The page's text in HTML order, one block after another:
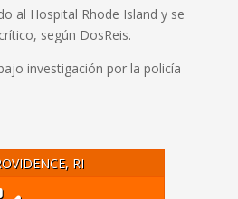
al Hospital Rhode Island y se
según DosReis.
investigación por la policía
RI